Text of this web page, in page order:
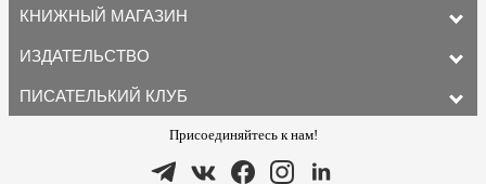
КНИЖНЫЙ МАГАЗИН
ИЗДАТЕЛЬСТВО
ПИСАТЕЛЬКИЙ КЛУБ
Присоединяйтесь к нам!